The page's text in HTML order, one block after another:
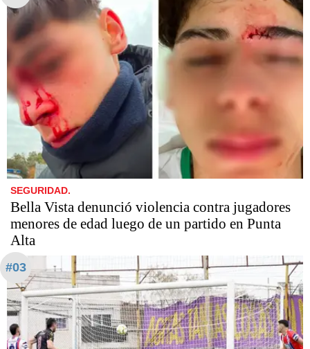
SEGURIDAD.
Bella Vista denunció violencia contra jugadores
menores de edad luego de un partido en Punta
Alta
#03